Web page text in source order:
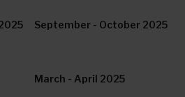
September - October 2025
March - April 2025